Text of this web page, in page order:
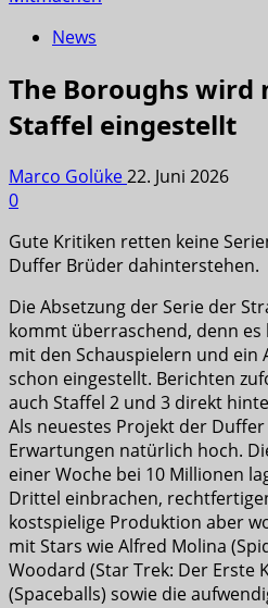
News
The Boroughs wird
Staffel eingestellt
Marco Golüke22. Juni 2026
0
Gute Kritiken retten keine
Duffer Brüder dahinterstehen.
Die Absetzung der Serie der
kommt überraschend, denn es
mit den Schauspielern und
schon eingestellt. Berichten
auch Staffel 2 und 3 direkt
Als neuestes Projekt der
Erwartungen natürlich hoch.
einer Woche bei 10 Millionen
Drittel einbrachen,
kostspielige Produktion aber
mit Stars wie Alfred Molina
Woodard (Star Trek: Der Erste
(Spaceballs) sowie die